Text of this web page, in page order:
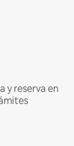
y reserva en